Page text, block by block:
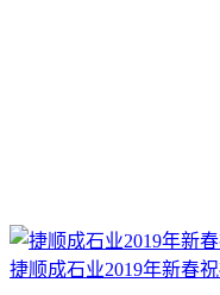
捷顺成石业2019年新春